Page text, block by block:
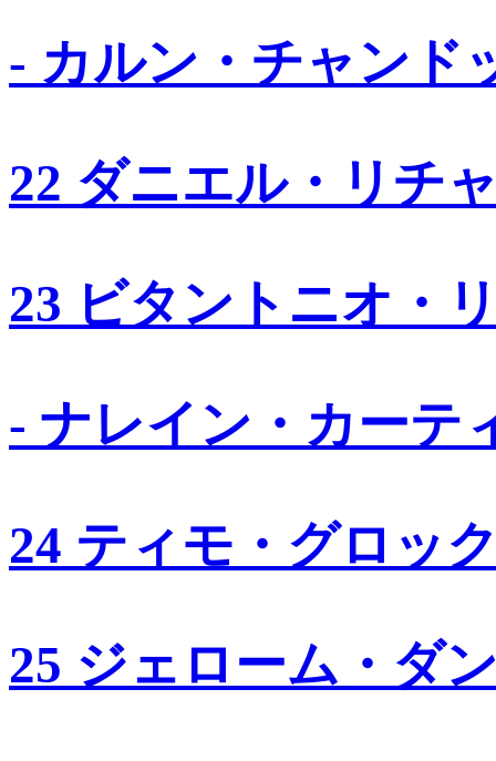
- カルン・チャンド
22 ダニエル・リチ
23 ビタントニオ・
- ナレイン・カーテ
24 ティモ・グロッ
25 ジェローム・ダ